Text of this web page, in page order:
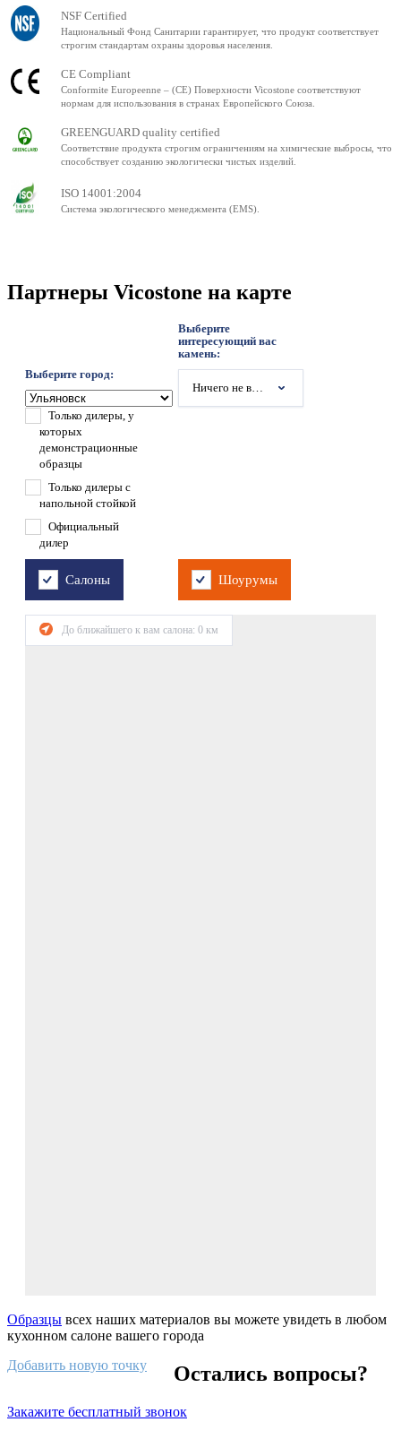
NSF Certified
Национальный Фонд Санитарии гарантирует, что продукт соответствует
строгим стандартам охраны здоровья населения.
CE Compliant
Conformite Europeenne – (CE) Поверхности Vicostone соответствуют
нормам для использования в странах Европейского Союза.
GREENGUARD quality certified
Соответствие продукта строгим ограничениям на химические выбросы, что
способствует созданию экологически чистых изделий.
ISO 14001:2004
Система экологического менеджмента (EMS).
Партнеры Vicostone на карте
Выберите город:
Выберите
интересующий вас
камень:
Ничего не выбрано
Только дилеры, у
которых
демонстрационные
образцы
Только дилеры с
напольной стойкой
Официальный
дилер
Салоны Шоурумы
До ближайшего к вам салона: 0 км
Образцы всех наших материалов вы можете увидеть в любом
кухонном салоне вашего города
Добавить новую точку
Остались вопросы?
Закажите бесплатный звонок